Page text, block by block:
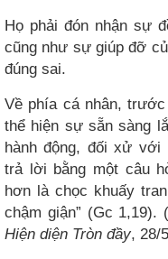
Họ phải đón nhận sự
cũng như sự giúp đỡ
đúng sai.
Về phía cá nhân,
thể hiện sự sẵn sàng
hành động, đối xử với
trả lời bằng một câu
hơn là chọc khuấy
chậm giận” (Gc 1,19).
Hiện diện Tròn đầy, 28/